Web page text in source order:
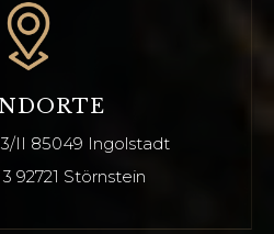
II 85049 Ingolstadt
92721 Störnstein